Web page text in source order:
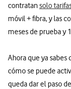
contratansolo
móvil + fibra, y las
meses de prueba y
Ahora que ya sabes
cómo se puede
queda dar el paso